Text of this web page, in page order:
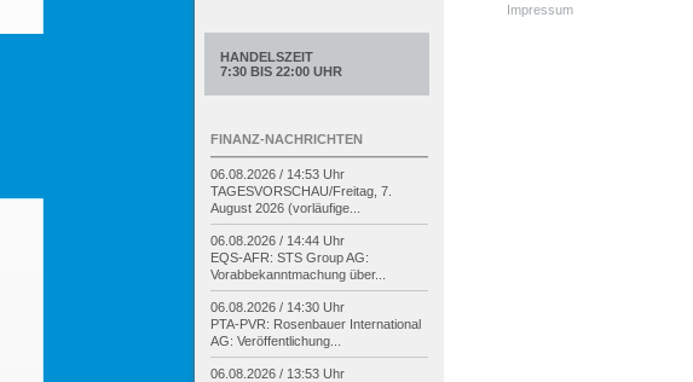
Impressum
HANDELSZEIT
7:30 BIS 22:00 UHR
FINANZ-NACHRICHTEN
06.08.2026 / 14:53 Uhr
TAGESVORSCHAU/Freitag, 7.
August 2026 (vorläufige...
06.08.2026 / 14:44 Uhr
EQS-AFR: STS Group AG:
Vorabbekanntmachung über...
06.08.2026 / 14:30 Uhr
PTA-PVR: Rosenbauer International
AG: Veröffentlichung...
06.08.2026 / 13:53 Uhr